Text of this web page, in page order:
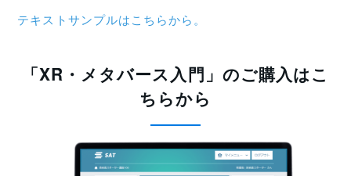
テキストサンプルはこちらから。
「XR・メタバース入門」のご購入はこ
ちらから